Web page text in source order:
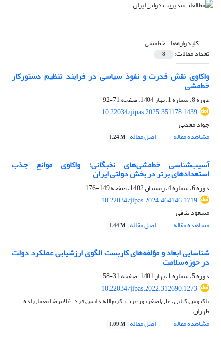
کلیدواژه‌ها =خط‌مشی
تعداد مقالات: 8
واکاوی نقش قدرت و نفوذ سیاسی در فرایند تنظیم دستورکار
خط‌مشی
دوره 8، شماره 1، بهار 1404، صفحه
71-92
10.22034/jipas.2025.351178.1439
جواد معدنی
مشاهده مقاله
اصل مقاله 1.24 M
آسیب‌شناسی خط‌مشی‌های نخبگانی: واکاوی موانع جذب
استعدادهای برتر در بخش دولتی ایران
دوره 6، شماره 4، زمستان 1402، صفحه
149-176
10.22034/jipas.2024.464146.1719
مسعود بنافی
مشاهده مقاله
اصل مقاله 1.44 M
شناسایی ابعاد و مؤلفه‌های کاربست الگوی ارزشیابی عملکرد دولت
در حوزه سلامت
دوره 5، شماره 1، بهار 1401، صفحه
31-58
10.22034/jipas.2022.312690.1273
پاکنوش کیانی، علی‌اصغر پورعزت، کرم الله دانش فرد، غلامرضا معمارزاده
طهران
مشاهده مقاله
اصل مقاله 1.09 M